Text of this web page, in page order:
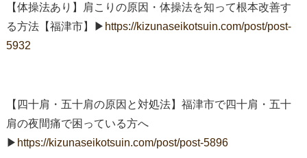
【体操法あり】肩こりの原因・体操法を知って根本改善す
る方法【福津市】▶︎ https://kizunaseikotsuin.com/post/post-
5932
【四十肩・五十肩の原因と対処法】福津市で四十肩・五十
肩の夜間痛で困っている方へ
▶︎ https://kizunaseikotsuin.com/post/post-5896